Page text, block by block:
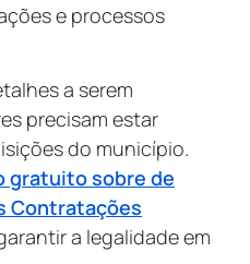
e processos
a serem
precisam estar
do município.
gratuito sobre de
Contratações
a legalidade em